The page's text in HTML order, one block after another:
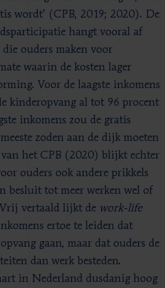
wordt’ (CPB, 2019; 2020). De
hangt vooral af
ouders maken voor
waarin de kosten lager
Voor de laagste inkomens
kinderopvang al tot 96 procent
inkomens zou de gratis
zoden aan de dijk moeten
het CPB (2020) blijkt echter
ouders ook andere prikkels
besluit tot meer werken wel of
vertaald lijkt de work-life
ertoe te leiden dat
gaan, maar dat ouders de
dan werk besteden.
in Nederland dusdanig hoog